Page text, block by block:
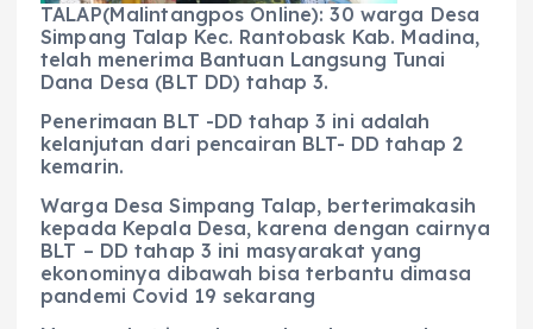
TALAP(Malintangpos Online): 30 warga Desa
Simpang Talap Kec. Rantobask Kab. Madina,
telah menerima Bantuan Langsung Tunai
Dana Desa (BLT DD) tahap 3.
Penerimaan BLT -DD tahap 3 ini adalah
kelanjutan dari pencairan BLT- DD tahap 2
kemarin.
Warga Desa Simpang Talap, berterimakasih
kepada Kepala Desa, karena dengan cairnya
BLT – DD tahap 3 ini masyarakat yang
ekonominya dibawah bisa terbantu dimasa
pandemi Covid 19 sekarang